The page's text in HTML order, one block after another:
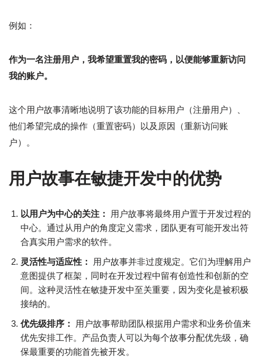
例如：
作为一名注册用户，我希望重置我的密码，以便能够重新访问
我的账户。
这个用户故事清晰地说明了该功能的目标用户（注册用户）、
他们希望完成的操作（重置密码）以及原因（重新访问账
户）。
用户故事在敏捷开发中的优势
以用户为中心的关注：
用户故事将最终用户置于开发过程的
中心。通过从用户的角度定义需求，团队更有可能开发出符
合真实用户需求的软件。
灵活性与适应性：
用户故事并非过度规定。它们为理解用户
意图提供了框架，同时在开发过程中留有创造性和创新的空
间。这种灵活性在敏捷开发中至关重要，因为变化是被积极
接纳的。
优先级排序：
用户故事帮助团队根据用户需求和业务价值来
优先安排工作。产品负责人可以为每个故事分配优先级，确
保最重要的功能首先被开发。